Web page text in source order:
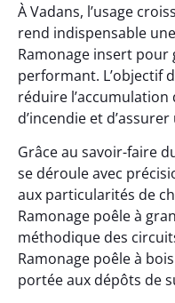
À Vadans, l’usage
rend indispensable
Ramonage insert
performant. L’objectif
réduire
d’incendie et
Grâce au savoir-faire
se déroule avec
aux particularités de
Ramonage poêle à
méthodique des
Ramonage poêle à
portée aux dépôts de